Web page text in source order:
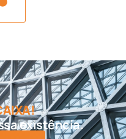
existência.